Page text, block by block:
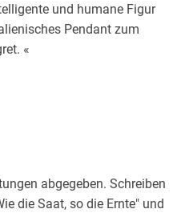
und humane Figur
Pendant zum
«
abgegeben. Schreiben
die Saat, so die Ernte" und